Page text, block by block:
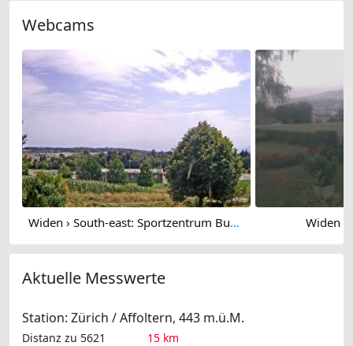
Webcams
Widen › South-east: Sportzentrum Burkertsmatt Widen ›
Aktuelle Messwerte
Station: Zürich / Affoltern, 443 m.ü.M.
Distanz zu 5621
15 km